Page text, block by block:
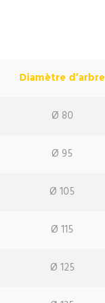
Diamètre d’arbre
Ø 80
Ø 95
Ø 105
Ø 115
Ø 125